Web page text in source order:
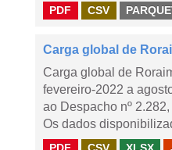
PDF CSV
Carga global de
Carga global de
fevereiro-2022 a
ao Despacho nº
Os dados